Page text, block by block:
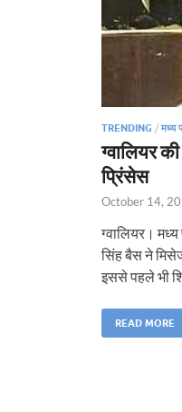
TRENDING / मध्य
ग्वालियर
प्रिंसेस
October 14,
ग्वालियर।
सिंह बैस ने
इससे पहले भी
READ MORE